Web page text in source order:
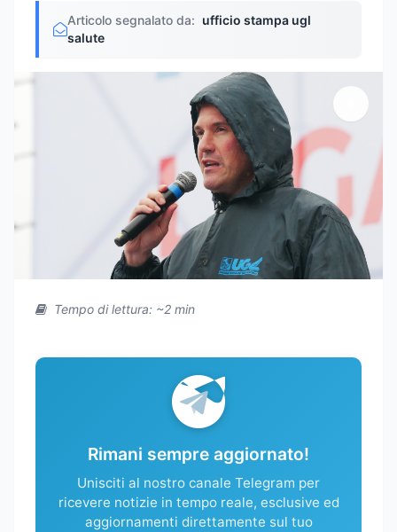
Articolo segnalato da: ufficio stampa ugl
salute
Tempo di lettura: ~2 min
Rimani sempre aggiornato!
Unisciti al nostro canale Telegram per
ricevere notizie in tempo reale, esclusive ed
aggiornamenti direttamente sul tuo